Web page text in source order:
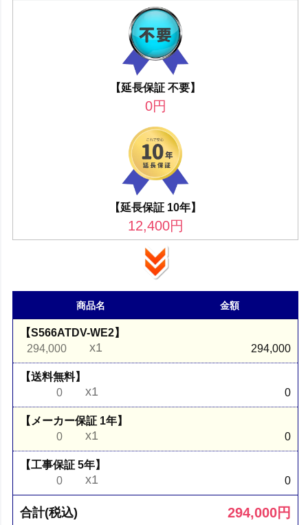
【延長保証 不要】
0円
【延長保証 10年】
12,400円
商品名 金額
【S566ATDV-WE2】
294,000
x1 294,000
【送料無料】
0
x1 0
【メーカー保証 1年】
0
x1 0
【工事保証 5年】
0
x1 0
合計(税込) 294,000円